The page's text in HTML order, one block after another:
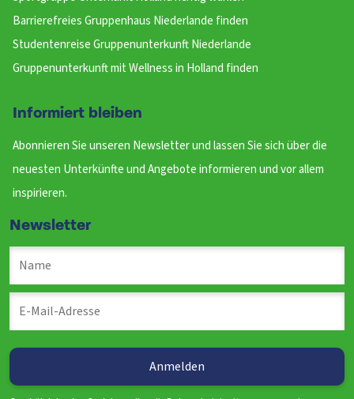
Barrierefreies Gruppenhaus Niederlande finden
Studentenreise Gruppenunterkunft Niederlande
Gruppenunterkunft mit Wellness in Holland finden
Informiert bleiben
Abonnieren Sie unseren Newsletter und lassen Sie sich über die
neuesten Unterkünfte und Angebote informieren und vor allem
inspirieren.
Newsletter